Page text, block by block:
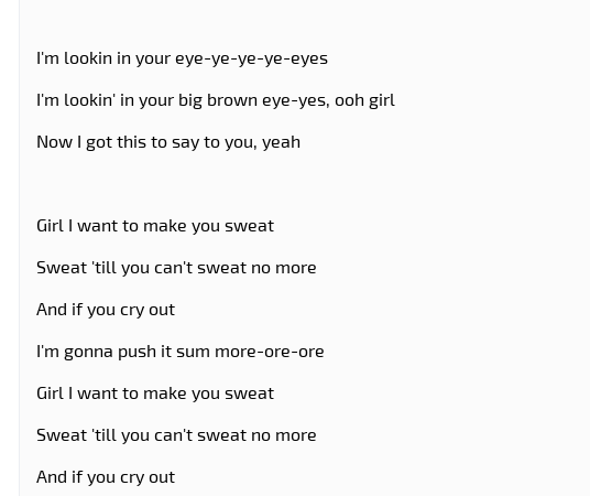
I'm lookin in your eye-ye-ye-ye-eyes
I'm lookin' in your big brown eye-yes, ooh girl
Now I got this to say to you, yeah
Girl I want to make you sweat
Sweat 'till you can't sweat no more
And if you cry out
I'm gonna push it sum more-ore-ore
Girl I want to make you sweat
Sweat 'till you can't sweat no more
And if you cry out